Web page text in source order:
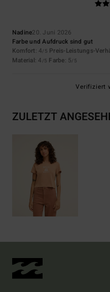
Nadine20. Juni 2026
Farbe und Aufdruck sind gut
Komfort: 4/5 Preis-Leistungs-
Material: 4 /5 Farbe: 5/5
Verifiziert
ZULETZT